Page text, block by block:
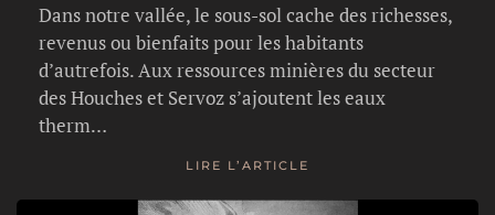
Dans notre vallée, le sous-sol cache des richesses,
revenus ou bienfaits pour les habitants
d’autrefois. Aux ressources minières du secteur
des Houches et Servoz s’ajoutent les eaux
therm…
LIRE L’ARTICLE